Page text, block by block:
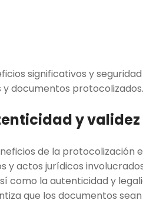
significativos y
documentos
y
de la protocolización
y actos jurídicos
como la autenticidad y
que los documentos